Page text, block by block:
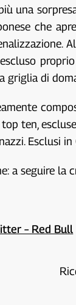
una
che
griglia di
ten,
Esclusi
a seguire la
– Red Bull